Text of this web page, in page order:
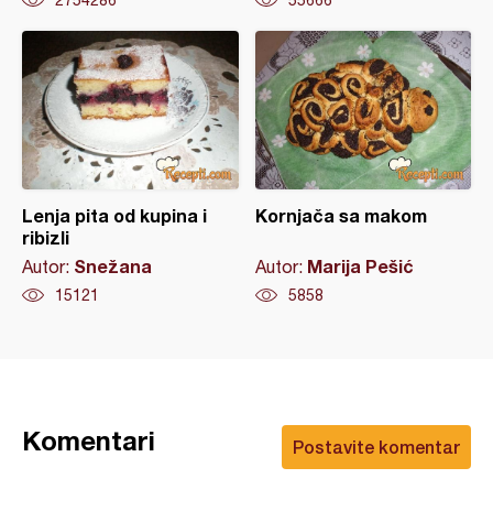
Lenja pita od kupina i
ribizli
Autor: Snežana
15121
Kornjača sa makom
Autor: Marija Pešić
5858
Postavite komentar
Komentari